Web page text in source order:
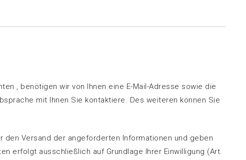
, benötigen wir von Ihnen eine E-Mail-Adresse sowie die
mit Ihnen Sie kontaktiere. Des weiteren können Sie
Versand der angeforderten Informationen und geben
erfolgt ausschließlich auf Grundlage Ihrer Einwilligung (Art.